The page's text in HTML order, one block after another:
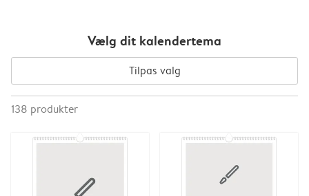
Vælg dit kalendertema
Tilpas valg
138 produkter